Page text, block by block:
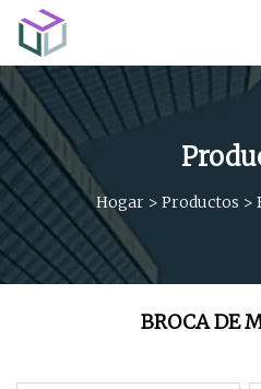
Hogar > Productos >
BROCA DE